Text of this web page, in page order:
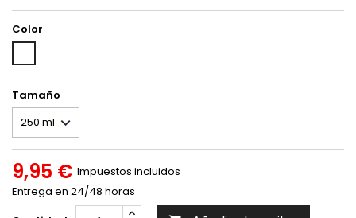
Color
Tamaño
9,95 € Impuestos incluidos
Entrega en 24/48 horas